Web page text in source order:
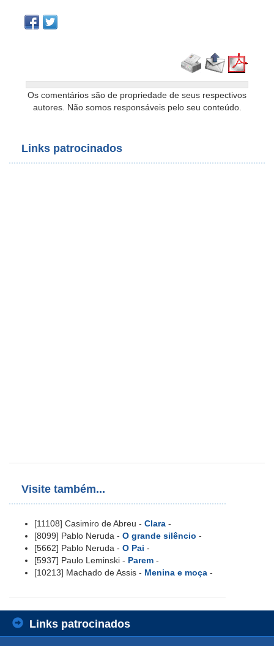
Os comentários são de propriedade de seus respectivos
autores. Não somos responsáveis pelo seu conteúdo.
Links patrocinados
Visite também...
[11108] Casimiro de Abreu - Clara -
[8099] Pablo Neruda - O grande silêncio -
[5662] Pablo Neruda - O Pai -
[5937] Paulo Leminski - Parem -
[10213] Machado de Assis - Menina e moça -
Links patrocinados